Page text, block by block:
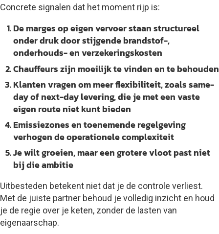
Concrete signalen dat het moment rijp is:
De marges op eigen vervoer staan structureel
onder druk door stijgende brandstof-,
onderhouds- en verzekeringskosten
Chauffeurs zijn moeilijk te vinden en te behouden
Klanten vragen om meer flexibiliteit, zoals same-
day of next-day levering, die je met een vaste
eigen route niet kunt bieden
Emissiezones en toenemende regelgeving
verhogen de operationele complexiteit
Je wilt groeien, maar een grotere vloot past niet
bij die ambitie
Uitbesteden betekent niet dat je de controle verliest.
Met de juiste partner behoud je volledig inzicht en houd
je de regie over je keten, zonder de lasten van
eigenaarschap.